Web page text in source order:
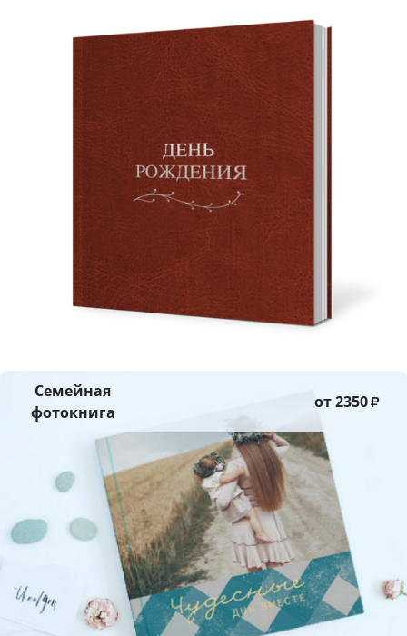
Семейная
фотокнига
от 2350₽